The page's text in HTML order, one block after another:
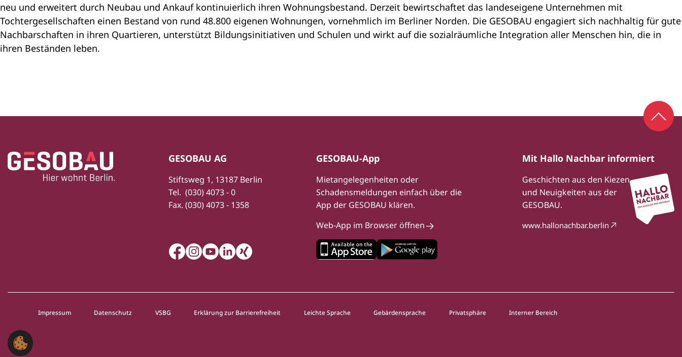
neu und erweitert durch Neubau und Ankauf kontinuierlich ihren Wohnungsbestand. Derzeit bewirtschaftet das landeseigene Unternehmen mit
Tochtergesellschaften einen Bestand von rund 48.800 eigenen Wohnungen, vornehmlich im Berliner Norden. Die GESOBAU engagiert sich nachhaltig für gute
Nachbarschaften in ihren Quartieren, unterstützt Bildungsinitiativen und Schulen und wirkt auf die sozialräumliche Integration aller Menschen hin, die in
ihren Beständen leben.
Fußbereich
Zur Startseite
GESOBAU AG
Stiftsweg 1, 13187 Berlin
Tel. (030) 4073 - 0
Fax. (030) 4073 - 1358
Facebook
Instagram
Youtube
LinkedIn
Xing
GESOBAU-App
Mietangelegenheiten oder
Schadensmeldungen einfach über die
App der GESOBAU klären.
Web-App im Browser öffnen
Mit Hallo Nachbar informiert
Geschichten aus den Kiezen
und Neuigkeiten aus der
GESOBAU.
www.hallonachbar.berlin
Impressum Datenschutz VSBG Erklärung zur Barrierefreiheit Leichte Sprache Gebärdensprache Privatsphäre Interner Bereich